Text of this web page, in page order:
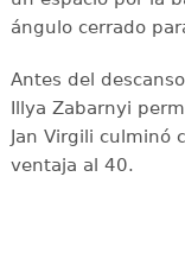
ángulo cerrado
Antes del
Illya Zabarnyi
Jan Virgili culminó
ventaja al 40.